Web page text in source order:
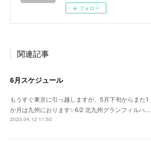
フォロー
関連記事
6月スケジュール
もうすぐ東京に引っ越しますが、5月下旬からまた1
か月は九州におります✨6/2 北九州グランフィルハ…
2023.04.12 11:50